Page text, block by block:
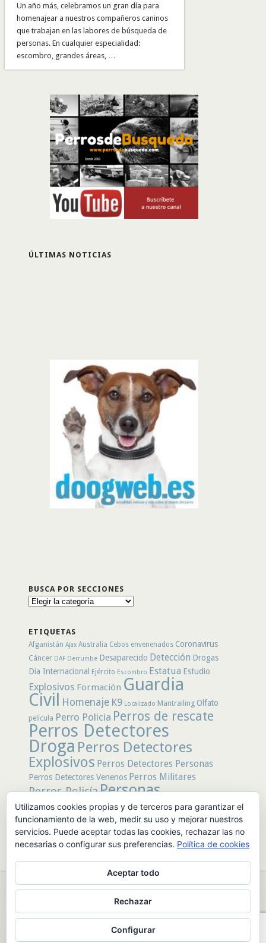
Un año más, celebramos un gran día para
homenajear a nuestros compañeros caninos
que trabajan en las labores de búsqueda de
personas. En cualquier especialidad:
escombro, grandes áreas, …
ÚLTIMAS NOTICIAS
BUSCA POR SECCIONES
Busca
ETIQUETAS
Afganistán Ajax Australia Cebos envenenados Coronavirus
Cáncer DAF Derrumbe Desaparecido Detección Drogas
Día Internacional Ejército Escombro Estatua Estudio
Explosivos Formación Guardia
Civil Homenaje K9 Localizado Mantrailing Olfato
película Perro Policia Perros de rescate
Perros Detectores
Droga Perros Detectores
Explosivos Perros Detectores Personas
Perros Detectores Venenos Perros Militares
Perros PolicíaPersonas
Desaparecidas Policía Policía Local
Policía Nacionalrastro rescate Restos
humanosTerremoto Tertulias Caninas Unidad
canina Veneno Video
© 2026 PerrosdeBusqueda |Política de Privacidad y Aviso Legal|
Utilizamos cookies propias y de terceros para garantizar el
funcionamiento de la web, medir su uso y mejorar nuestros
servicios. Puede aceptar todas las cookies, rechazar las no
necesarias o configurar sus preferencias. Política de cookies
Aceptar todo
Rechazar
Configurar